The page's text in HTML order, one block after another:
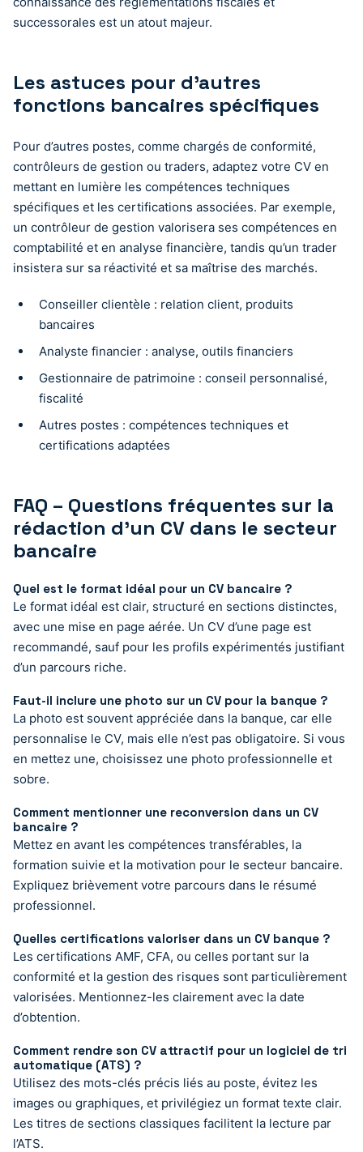
successorales est un atout majeur.
Les astuces pour d’autres
fonctions bancaires spécifiques
Pour d’autres postes, comme chargés de conformité,
contrôleurs de gestion ou traders, adaptez votre CV en
mettant en lumière les compétences techniques
spécifiques et les certifications associées. Par exemple,
un contrôleur de gestion valorisera ses compétences en
comptabilité et en analyse financière, tandis qu’un trader
insistera sur sa réactivité et sa maîtrise des marchés.
Conseiller clientèle : relation client, produits
bancaires
Analyste financier : analyse, outils financiers
Gestionnaire de patrimoine : conseil personnalisé,
fiscalité
Autres postes : compétences techniques et
certifications adaptées
FAQ – Questions fréquentes sur la
rédaction d’un CV dans le secteur
bancaire
Quel est le format idéal pour un CV bancaire ?
Le format idéal est clair, structuré en sections distinctes,
avec une mise en page aérée. Un CV d’une page est
recommandé, sauf pour les profils expérimentés justifiant
d’un parcours riche.
Faut-il inclure une photo sur un CV pour la banque ?
La photo est souvent appréciée dans la banque, car elle
personnalise le CV, mais elle n’est pas obligatoire. Si vous
en mettez une, choisissez une photo professionnelle et
sobre.
Comment mentionner une reconversion dans un CV
bancaire ?
Mettez en avant les compétences transférables, la
formation suivie et la motivation pour le secteur bancaire.
Expliquez brièvement votre parcours dans le résumé
professionnel.
Quelles certifications valoriser dans un CV banque ?
Les certifications AMF, CFA, ou celles portant sur la
conformité et la gestion des risques sont particulièrement
valorisées. Mentionnez-les clairement avec la date
d’obtention.
Comment rendre son CV attractif pour un logiciel de tri
automatique (ATS) ?
Utilisez des mots-clés précis liés au poste, évitez les
images ou graphiques, et privilégiez un format texte clair.
Les titres de sections classiques facilitent la lecture par
l’ATS.